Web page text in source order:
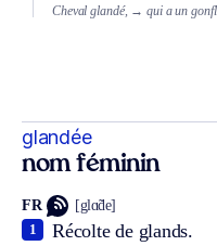
Cheval glandé, → qui a un
glandée
nom féminin
FR [glɑ̃de]
Récolte de glands.
1